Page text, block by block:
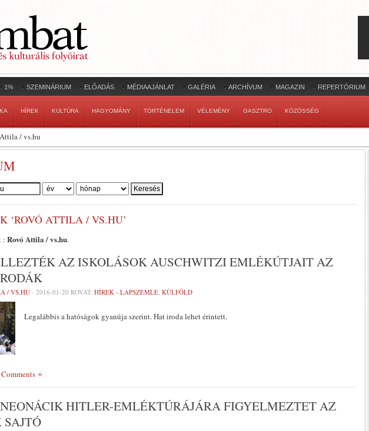
1% SZEMINÁRIUM ELŐADÁS MÉDIAAJÁNLAT GALÉRIA ARCHÍVUM MAGAZIN REPERTÓRIUM
HÍREK KULTÚRA HAGYOMÁNY TÖRTÉNELEM VÉLEMÉNY GASZTRO KÖZÖSSÉG
/ vs.hu
‘ROVÓ ATTILA / VS.HU’
: Rovó Attila / vs.hu.
AZ ISKOLÁSOK AUSCHWITZI EMLÉKÚTJAIT AZ
/ VS.HU - 2016-01-20 ROVAT: HÍREK - LAPSZEMLE, KÜLFÖLD
Legalábbis a hatóságok gyanúja szerint. Hat iroda lehet érintett.
HITLER-EMLÉKTÚRÁJÁRA FIGYELMEZTET AZ